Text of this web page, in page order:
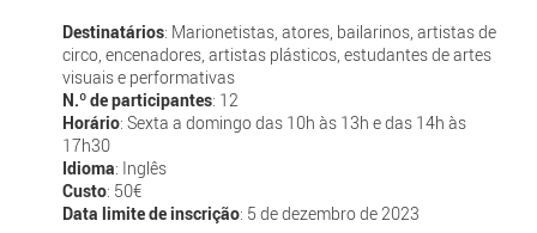
Destinatários: Marionetistas, atores, bailarinos, artistas de
circo, encenadores, artistas plásticos, estudantes de artes
visuais e performativas
N.º de participantes: 12
Horário: Sexta a domingo das 10h às 13h e das 14h às
17h30
Idioma: Inglês
Custo: 50€
Data limite de inscrição: 5 de dezembro de 2023